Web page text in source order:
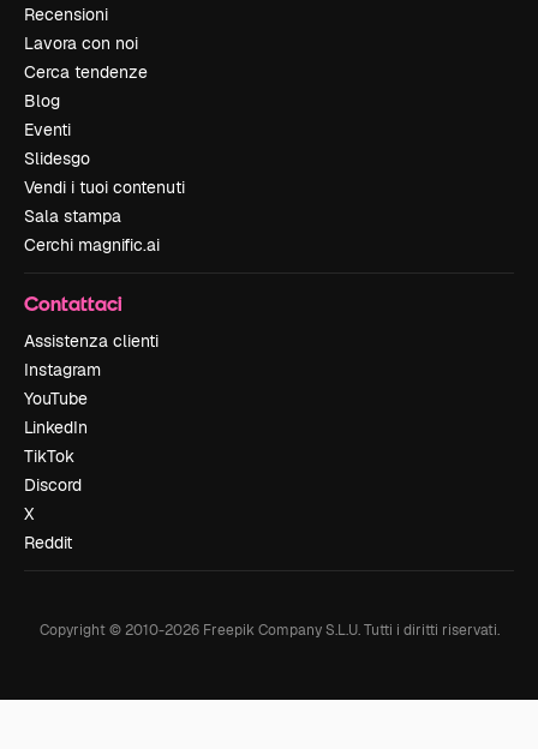
Recensioni
Lavora con noi
Cerca tendenze
Blog
Eventi
Slidesgo
Vendi i tuoi contenuti
Sala stampa
Cerchi magnific.ai
Contattaci
Assistenza clienti
Instagram
YouTube
LinkedIn
TikTok
Discord
X
Reddit
Copyright © 2010-2026Freepik Company S.L.U. Tutti i diritti riservati.